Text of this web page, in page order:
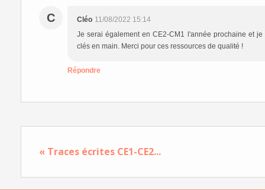
C Cléo 11/08/2022 15:14
Je serai également en CE2-CM1 l'année prochaine et
clés en main. Merci pour ces ressources de qualité !
Répondre
« Traces écrites CE1-CE2...